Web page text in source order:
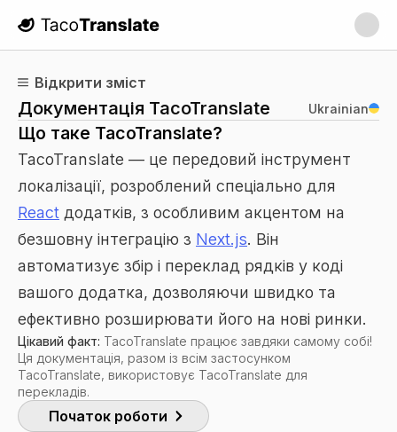
TacoTranslate
Відкрити зміст
Документація TacoTranslate Ukrainian
Що таке TacoTranslate?
TacoTranslate — це передовий інструмент
локалізації, розроблений спеціально для
React додатків, з особливим акцентом на
безшовну інтеграцію з Next.js. Він
автоматизує збір і переклад рядків у коді
вашого додатка, дозволяючи швидко та
ефективно розширювати його на нові ринки.
Цікавий факт: TacoTranslate працює завдяки самому собі!
Ця документація, разом із всім застосунком
TacoTranslate, використовує TacoTranslate для
перекладів.
Початок роботи